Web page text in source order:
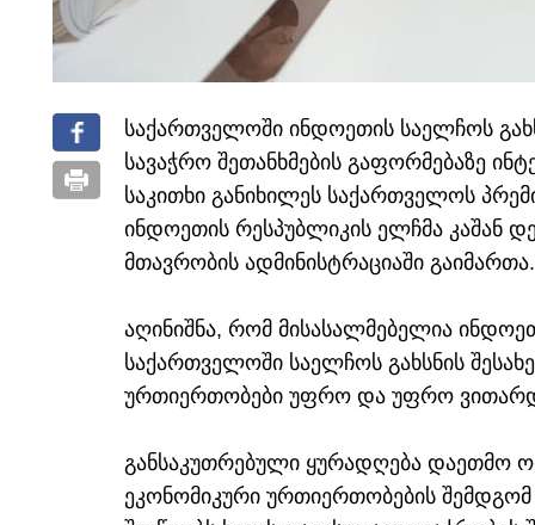
საქართველოში ინდოეთის საელჩოს
სავაჭრო შეთანხმების გაფორმებაზე
საკითხი განიხილეს საქართველოს
ინდოეთის რესპუბლიკის ელჩმა კაშან
მთავრობის ადმინისტრაციაში გაიმართა.
აღინიშნა, რომ მისასალმებელია
საქართველოში საელჩოს გახსნის
ურთიერთობები უფრო და უფრო
განსაკუთრებული ყურადღება დაეთმო
ეკონომიკური ურთიერთობების